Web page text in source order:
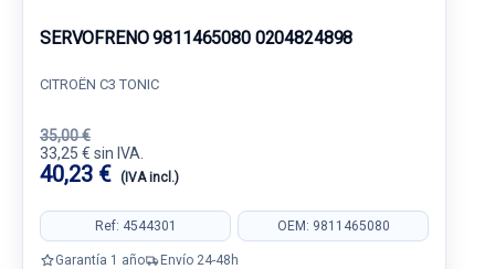
SERVOFRENO 9811465080 0204824898
CITROËN C3 TONIC
35,00 €
33,25 € sin IVA.
40,23 € (IVA incl.)
Ref: 4544301 OEM: 9811465080
Garantía 1 año Envío 24-48h